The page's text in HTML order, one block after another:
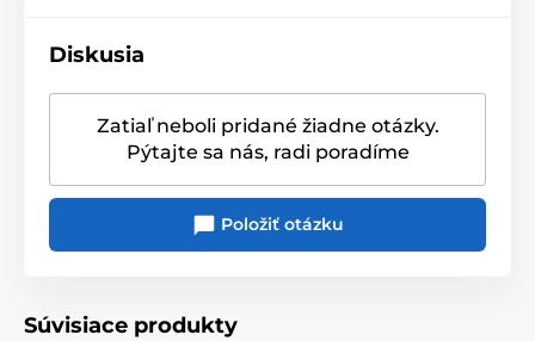
Diskusia
Zatiaľ neboli pridané žiadne otázky.
Pýtajte sa nás, radi poradíme
Položiť otázku
Súvisiace produkty